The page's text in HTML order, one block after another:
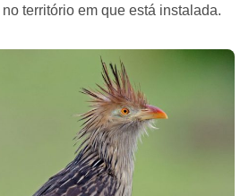
território em que está instalada.